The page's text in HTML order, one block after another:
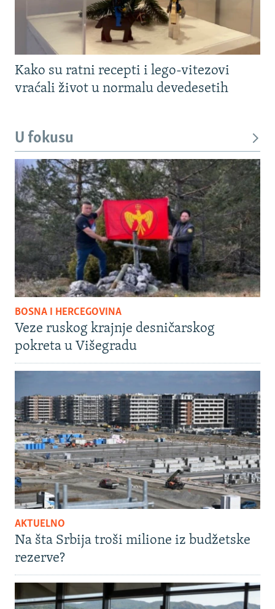
Kako su ratni recepti i lego-vitezovi
vraćali život u normalu devedesetih
U fokusu
BOSNA I HERCEGOVINA
Veze ruskog krajnje desničarskog
pokreta u Višegradu
AKTUELNO
Na šta Srbija troši milione iz budžetske
rezerve?